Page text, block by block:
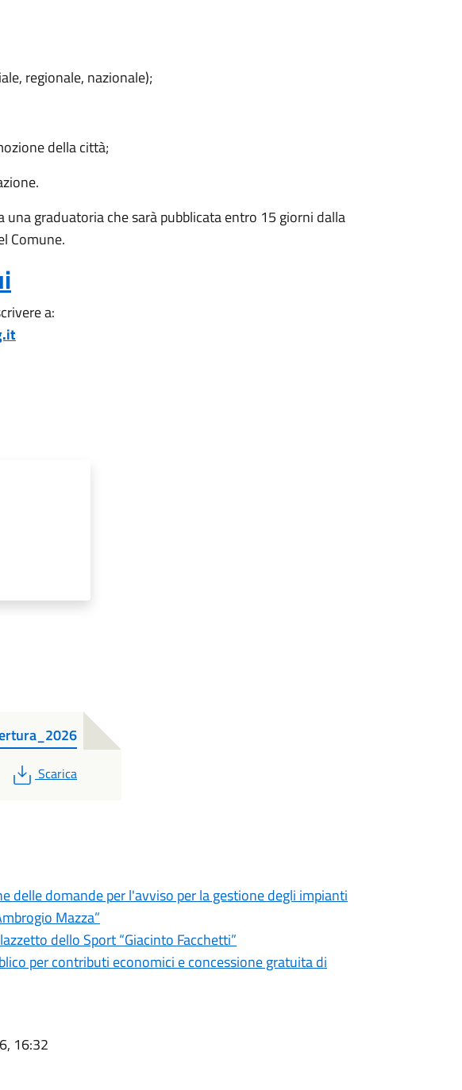
regionale, nazionale);
della città;
graduatoria che sarà pubblicata entro 15 giorni dalla
Comune.
a:
PDF
Scarica
delle domande per l'avviso per la gestione degli impianti
Mazza”
dello Sport “Giacinto Facchetti”
per contributi economici e concessione gratuita di
16:32